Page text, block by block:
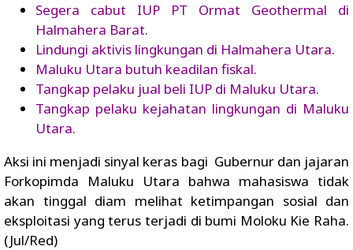
Segera cabut IUP PT Ormat Geothermal di
Halmahera Barat.
Lindungi aktivis lingkungan di Halmahera Utara.
Maluku Utara butuh keadilan fiskal.
Tangkap pelaku jual beli IUP di Maluku Utara.
Tangkap pelaku kejahatan lingkungan di Maluku
Utara.
Aksi ini menjadi sinyal keras bagi Gubernur dan jajaran
Forkopimda Maluku Utara bahwa mahasiswa tidak
akan tinggal diam melihat ketimpangan sosial dan
eksploitasi yang terus terjadi di bumi Moloku Kie Raha.
(Jul/Red)